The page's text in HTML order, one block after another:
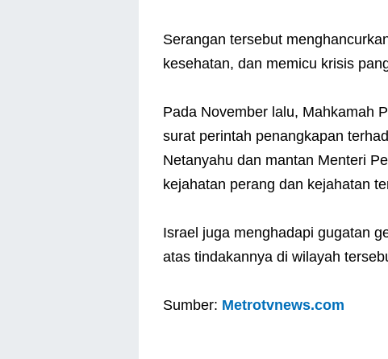
Serangan tersebut
kesehatan, dan memicu krisis
Pada November lalu, Mahkamah
surat perintah penangkapan
Netanyahu dan mantan Menteri
kejahatan perang dan kejahatan
Israel juga menghadapi gugatan
atas tindakannya di wilayah
Sumber: Metrotvnews.com